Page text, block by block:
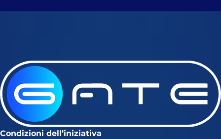
Condizioni dell’iniziativa